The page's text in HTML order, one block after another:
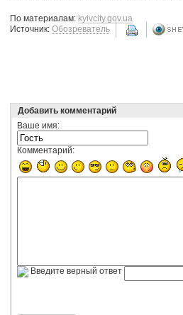
По материалам: kyivcity.gov.ua
Источник: Обозреватель
Добавить комментарий
Ваше имя:
Комментарий:
Введите верный ответ